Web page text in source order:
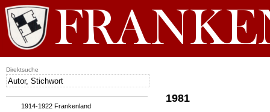
1981
1914-1922 Frankenland
Direktsuche